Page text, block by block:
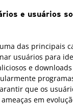
e usuários
das principais
usuários para
e
que os
em